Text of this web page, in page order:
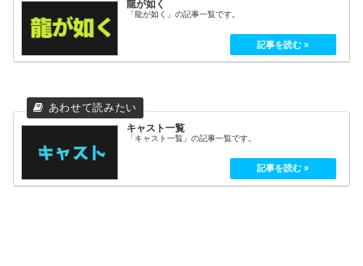
龍が如く
「龍が如く」の記事一覧です。
キャスト一覧
「キャスト一覧」の記事一覧です。